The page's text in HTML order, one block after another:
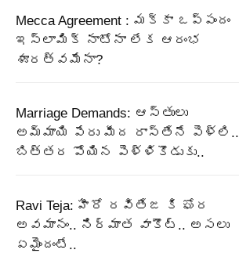
Mecca Agreement : మక్కా ఒప్పందం
ఇస్లామిక్ నాటోనా లేక ఆరంభ
శూరత్వమేనా?
Marriage Demands: ఆస్తులు
అమ్మాయి పేరు మీద రాస్తేనే పెళ్లి..
బిత్తర పోయిన పెళ్ళికొడుకు..
Ravi Teja: హీరో రవితేజ కి ఘోర
అవమానం.. నిర్మాత వాకౌట్.. అసలు
ఏమైందంటే..